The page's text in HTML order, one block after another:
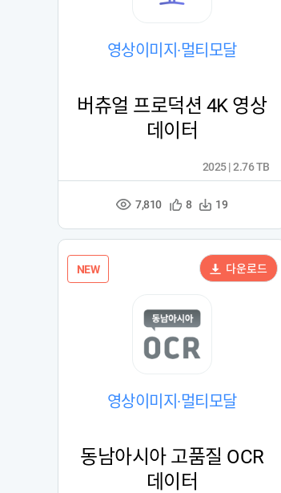
영상이미지·멀티모달
버츄얼 프로덕션 4K 영상
데이터
조
수
7,810
관
등
록
8
다
수
19
2025 | 2.76 TB
NEW
영상이미지·멀티모달
동남아시아 고품질 OCR
데이터
다운로드